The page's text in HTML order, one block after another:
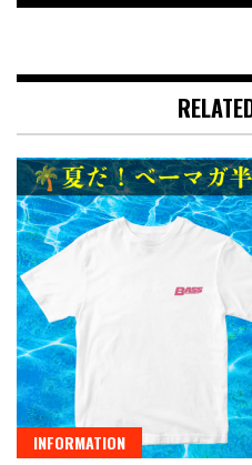
INFORMATION